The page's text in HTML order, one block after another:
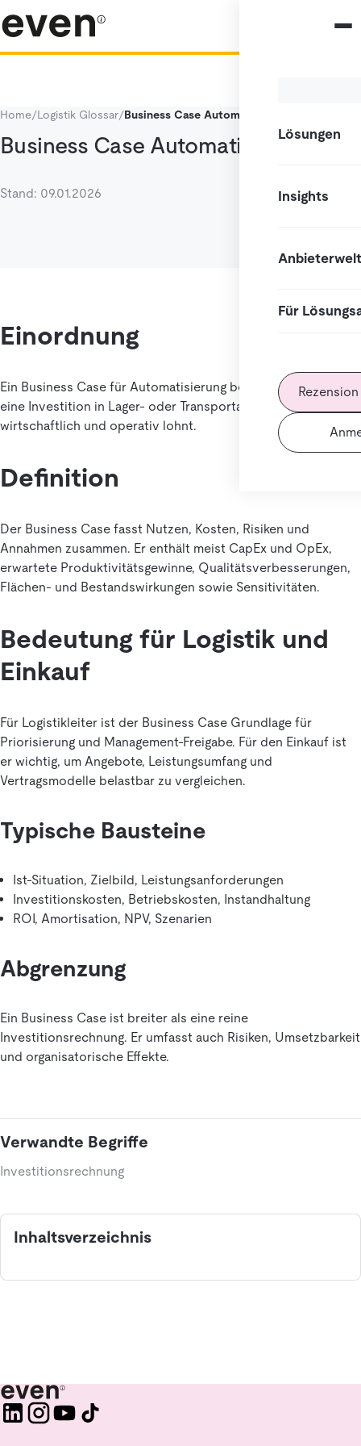
Lösungen
Insights
Anbieterwelt
Für
Home/Logistik Glossar/Business Case Automatisierung
Business Case Automatisierung
Stand: 09.01.2026
Einordnung
Ein Business Case für Automatisierung begründet, ob sich
eine Investition in Lager- oder Transportautomatisierung
wirtschaftlich und operativ lohnt.
Definition
Der Business Case fasst Nutzen, Kosten, Risiken und
Annahmen zusammen. Er enthält meist CapEx und OpEx,
erwartete Produktivitätsgewinne, Qualitätsverbesserungen,
Flächen- und Bestandswirkungen sowie Sensitivitäten.
Bedeutung für Logistik und
Einkauf
Für Logistikleiter ist der Business Case Grundlage für
Priorisierung und Management-Freigabe. Für den Einkauf ist
er wichtig, um Angebote, Leistungsumfang und
Vertragsmodelle belastbar zu vergleichen.
Typische Bausteine
Ist-Situation, Zielbild, Leistungsanforderungen
Investitionskosten, Betriebskosten, Instandhaltung
ROI, Amortisation, NPV, Szenarien
Abgrenzung
Ein Business Case ist breiter als eine reine
Investitionsrechnung. Er umfasst auch Risiken, Umsetzbarkeit
und organisatorische Effekte.
Verwandte Begriffe
Investitionsrechnung
Inhaltsverzeichnis